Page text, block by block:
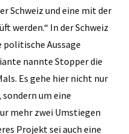
Schweiz und eine mit der
werden.“ In der Schweiz
Aussage
nannte Stopper die
Es gehe hier nicht nur
um eine
mehr zwei Umstiegen
Projekt sei auch eine